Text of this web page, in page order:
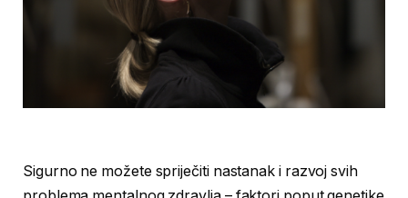
Sigurno ne možete spriječiti nastanak i razvoj svih